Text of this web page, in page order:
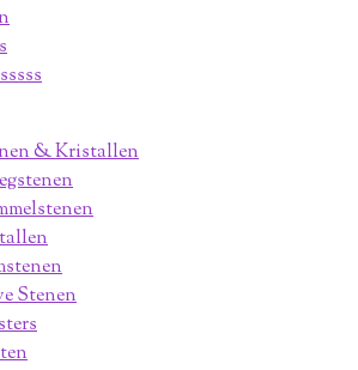
& Kristallen
Stenen